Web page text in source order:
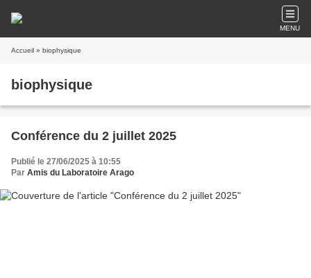
MENU
Accueil » biophysique
biophysique
Conférence du 2 juillet 2025
Publié le 27/06/2025 à 10:55
Par Amis du Laboratoire Arago